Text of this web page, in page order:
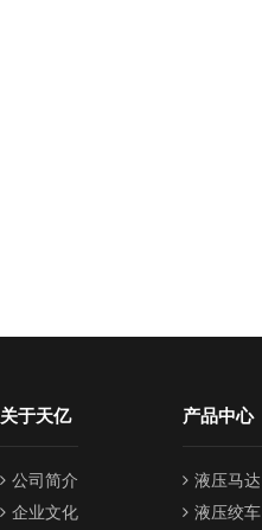
关于天亿
公司简介
企业文化
产品中心
液压马达
液压绞车